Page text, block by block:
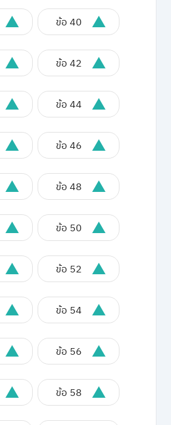
ข้อ 40
ข้อ 42
ข้อ 44
ข้อ 46
ข้อ 48
ข้อ 50
ข้อ 52
ข้อ 54
ข้อ 56
ข้อ 58